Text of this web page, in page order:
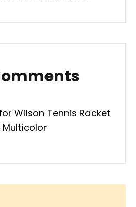
Wilson Tennis Racket
Multicolor